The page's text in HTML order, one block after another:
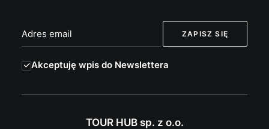
Akceptuję wpis do Newslettera
TOUR HUB sp. z o.o.